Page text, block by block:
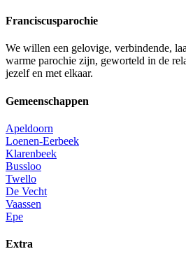
Franciscusparochie
We willen een gelovige, verbindende,
warme parochie zijn, geworteld in de
jezelf en met elkaar.
Gemeenschappen
Apeldoorn
Loenen-Eerbeek
Klarenbeek
Bussloo
Twello
De Vecht
Vaassen
Epe
Extra